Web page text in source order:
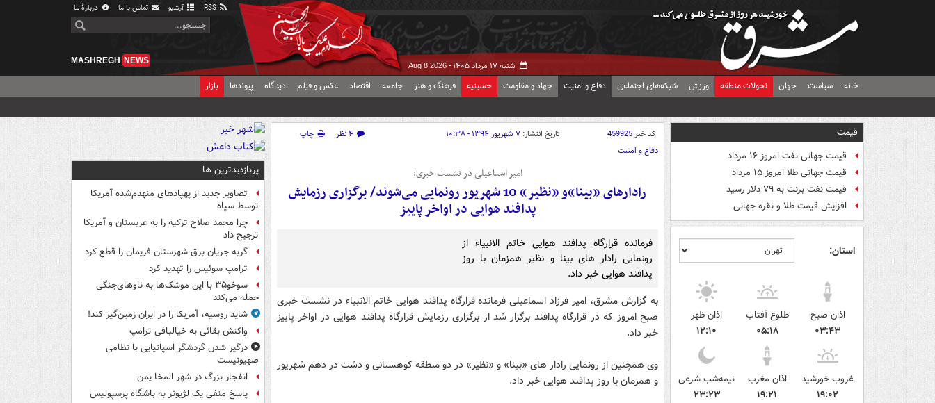
آرشیو تماس با ما دربارهٔ ما
شنبه ۱۷ مرداد ۱۴۰۵ - Aug 8 2026
MASHREGH NEWS
خانه سیاست جهان تحولات منطقه ورزش شبکه‌های اجتماعی دفاع و امنیت جهاد و مقاومت حسینیه فرهنگ و هنر جامعه اقتصاد عکس و فیلم دیدگاه پیوندها بازار
قیمت
قیمت جهانی نفت امروز ۱۶ مرداد
قیمت جهانی طلا امروز ۱۵ مرداد
قیمت نفت برنت به ۷۹ دلار رسید
افزایش قیمت طلا و نقره جهانی
استان:
اذان صبح
۰۳:۴۳
طلوع آفتاب
۰۵:۱۸
اذان ظهر
۱۲:۱۰
غروب خورشید
۱۹:۰۲
اذان مغرب
۱۹:۲۱
نیمه‌شب شرعی
۲۳:۲۳
کد خبر459925 تاریخ انتشار: ۷ شهریور ۱۳۹۴ - ۱۰:۳۸ ۴ نظر
چاپ
دفاع و امنیت
امیر اسماعیلی در نشست خبری:
رادارهای «بینا»و «نظیر» 10 شهریور رونمایی می‌شوند/ برگزاری رزمایش
پدافند هوایی در اواخر پاییز
فرمانده قرارگاه پدافند هوایی خاتم الانبیاء از
رونمایی رادار های بینا و نظیر همزمان با روز
پدافند هوایی خبر داد.
به گزارش مشرق، امیر فرزاد اسماعیلی فرمانده قرارگاه پدافند هوایی خاتم الانبیاء در نشست خبری
صبح امروز که در قرارگاه پدافند برگزار شد از برگزاری رزمایش قرارگاه پدافند هوایی در اواخر پاییز
خبر داد.
وی همچنین از رونمایی رادار های «بینا» و «نظیر» در دو منطقه کوهستانی و دشت در دهم شهریور
و همزمان با روز پدافند هوایی خبر داد.
پربازدیدترین ها
تصاویر جدید از پهپادهای منهدم‌شده آمریکا
توسط سپاه
چرا محمد صلاح ترکیه را به عربستان و آمریکا
ترجیح داد
گربه جریان برق شهرستان فریمان را قطع کرد
ترامپ سوئیس را تهدید کرد
سوخو۳۵ با این موشک‌ها به ناوهای‌جنگی
حمله می‌کند
شاید روسیه، آمریکا را در ایران زمین‌گیر کند!
واکنش بقائی به خیالبافی ترامپ
درگیر شدن گردشگر اسپانیایی با نظامی
صهیونیست
انفجار بزرگ در شهر المخا یمن
پاسخ منفی یک لژیونر به باشگاه پرسپولیس